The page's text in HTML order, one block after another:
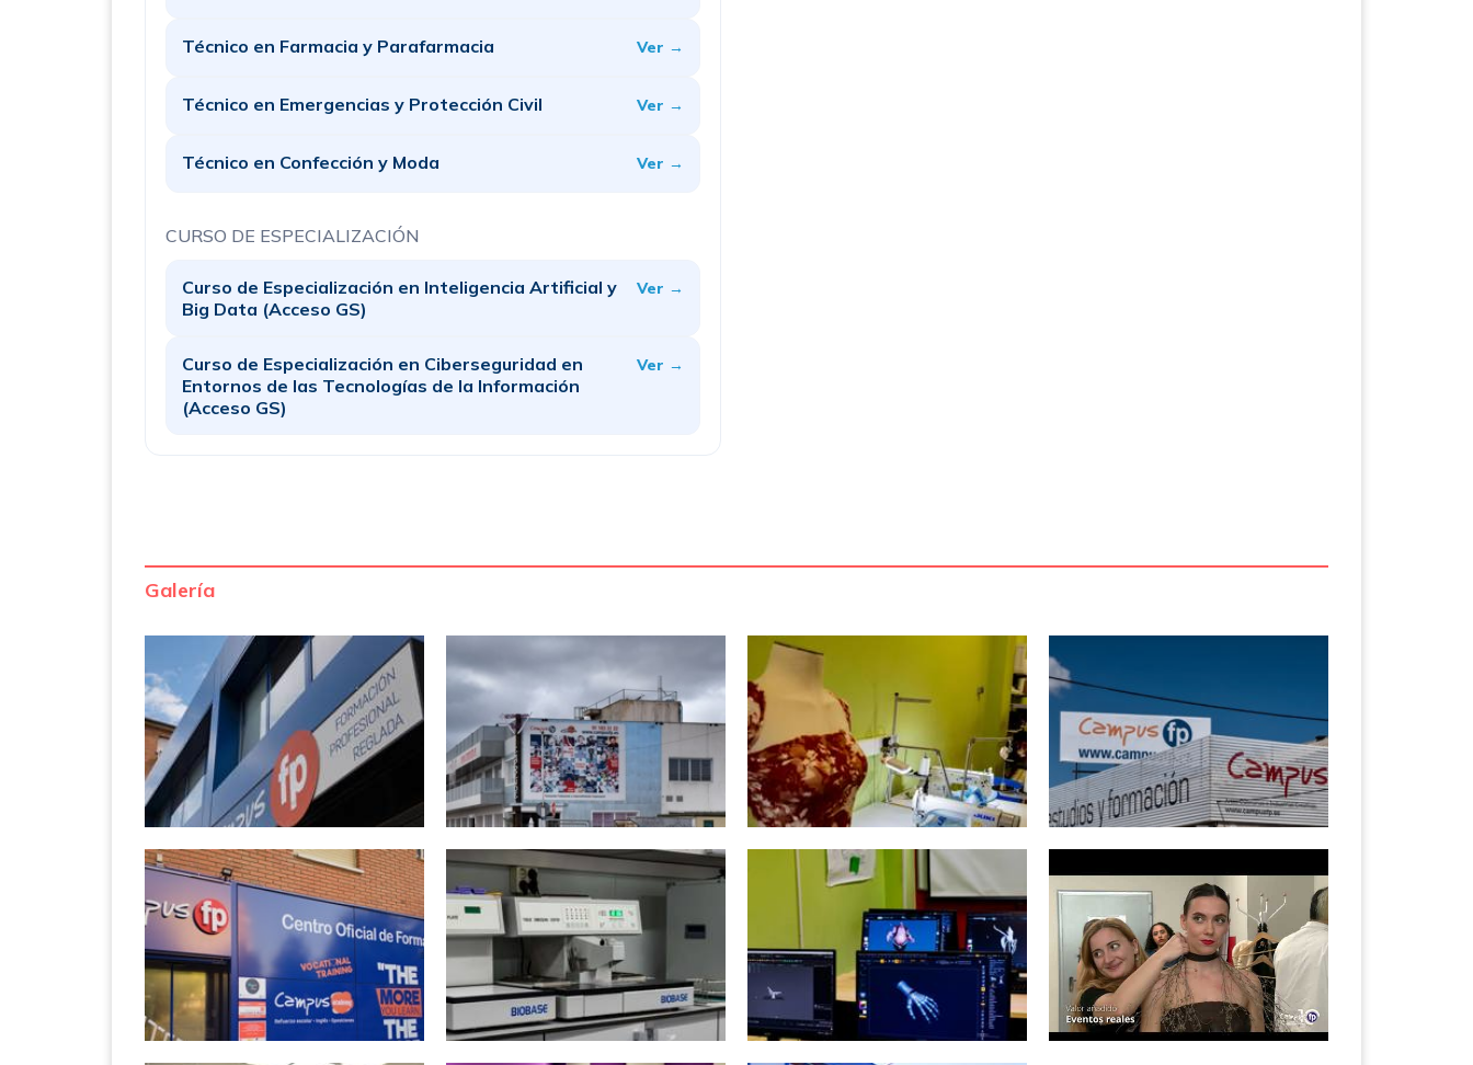
Técnico en Farmacia y Parafarmacia Ver →
Técnico en Emergencias y Protección Civil Ver →
Técnico en Confección y Moda Ver →
CURSO DE ESPECIALIZACIÓN
Curso de Especialización en Inteligencia Artificial y
Big Data (Acceso GS)
Ver →
Curso de Especialización en Ciberseguridad en
Entornos de las Tecnologías de la Información
(Acceso GS)
Ver →
Galería